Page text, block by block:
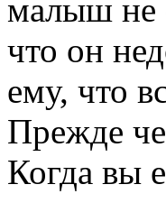
малыш не
что он
ему, что
Прежде
Когда вы